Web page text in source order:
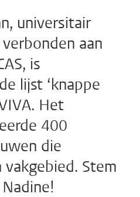
universitair
aan
is
lijst ‘knappe
Het
400
die
Stem